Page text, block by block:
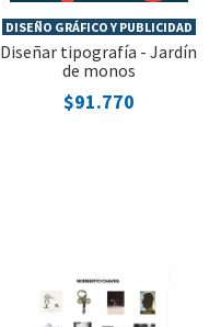
DISEÑO GRÁFICO Y PUBLICIDAD
Diseñar tipografía - Jardín
de monos
$91.770